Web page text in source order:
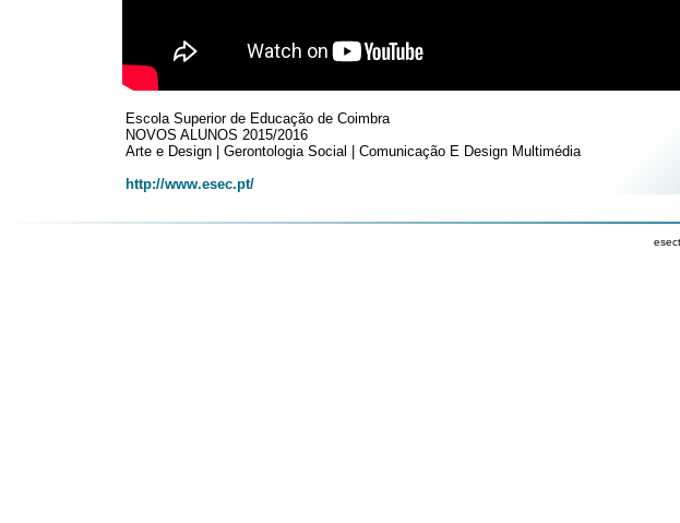
Escola Superior de Educação de Coimbra
NOVOS ALUNOS 2015/2016
Arte e Design | Gerontologia Social | Comunicação E Design Multimédia
http://www.esec.pt/